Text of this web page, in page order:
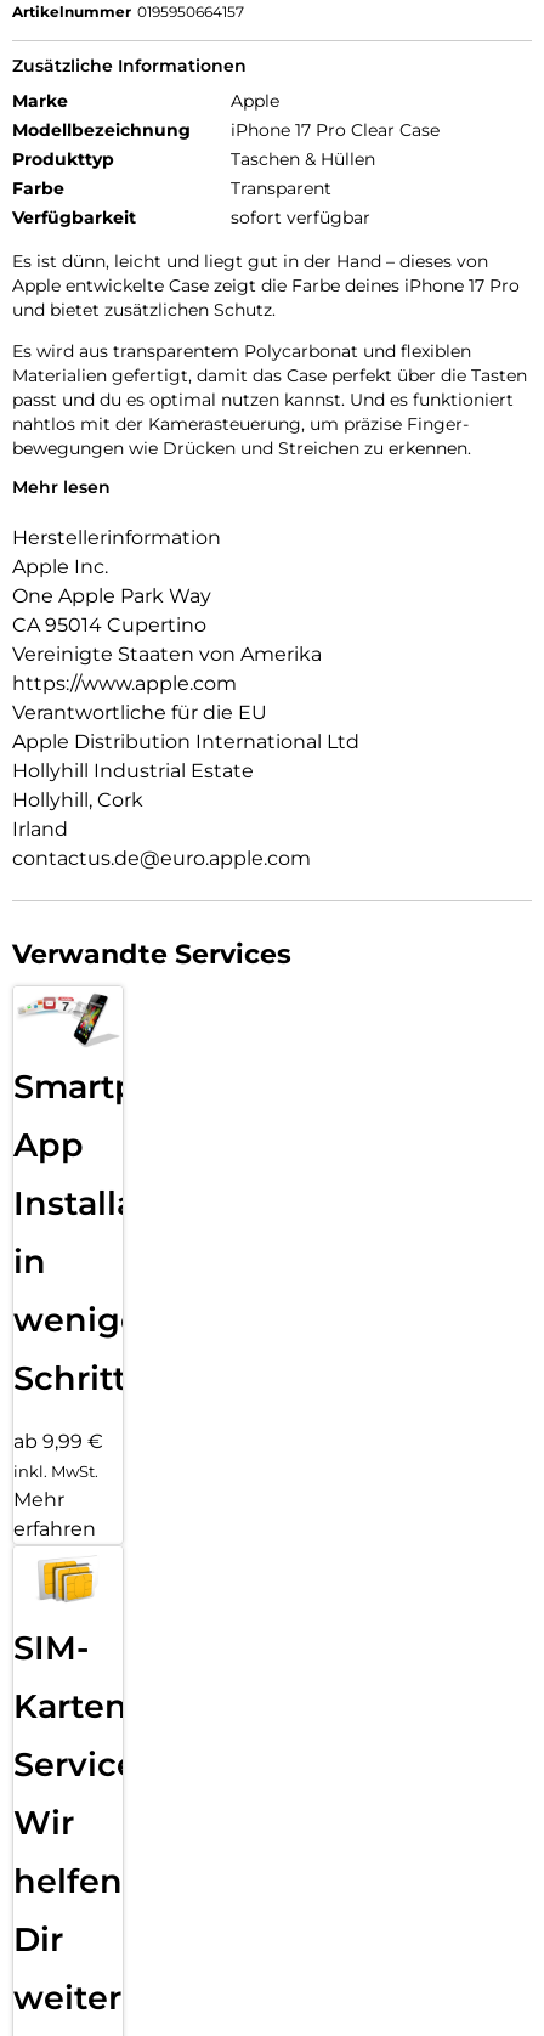
Artikelnummer 0195950664157
Zusätzliche Informationen
Marke
Apple
Modellbezeichnung
iPhone 17 Pro Clear Case
Produkttyp
Taschen & Hüllen
Farbe
Transparent
Verfügbarkeit
sofort verfügbar
Es ist dünn, leicht und liegt gut in der Hand – dieses von
Apple entwickelte Case zeigt die Farbe deines iPhone 17 Pro
und bietet zusätzlichen Schutz.
Es wird aus transparentem Polycarbonat und flexiblen
Materialien gefertigt, damit das Case perfekt über die Tasten
passt und du es optimal nutzen kannst. Und es funktioniert
nahtlos mit der Kamera­steuerung, um präzise Finger­
bewegungen wie Drücken und Streichen zu erkennen.
Innen‑ und Außenseite sind mit einer kratzfesten
Beschichtungen wurden optimiert, um zu verhindern, dass
das Case mit der Zeit vergilbt.
Mit integrierten Magneten, die sich perfekt am iPhone 17 Pro
ausrichten, hält das Case ganz einfach und sorgt für
schnelleres kabelloses Laden. Lass dein iPhone beim Laden
einfach im Case und docke dein MagSafe Ladegerät an. Oder
leg es auf dein Qi2.2- oder Qi zertifiziertes Ladegerät.
Wie jedes von Apple entwickelte Case durchläuft es im Laufe
des Design‑ und Fertigungs­prozesses Tausende von
Teststunden. Deshalb sieht es nicht nur großartig aus,
sondern schützt dein iPhone auch vor Kratzern und bei
Stürzen.
Mehr lesen
Herstellerinformation
Apple Inc.
One Apple Park Way
CA 95014 Cupertino
Vereinigte Staaten von Amerika
https://www.apple.com
Verantwortliche für die EU
Apple Distribution International Ltd
Hollyhill Industrial Estate
Hollyhill, Cork
Irland
contactus.de@euro.apple.com
Verwandte Services
Smartphone
App
Installation
in
wenigen
Schritten
ab 9,99 €
inkl. MwSt.
Mehr
erfahren
SIM-
Karten
Service:
Wir
helfen
Dir
weiter